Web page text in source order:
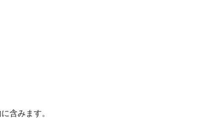
含みます。